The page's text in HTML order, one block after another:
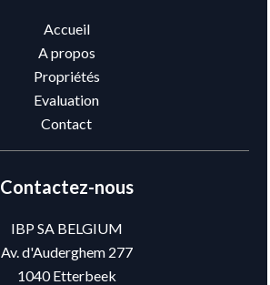
Accueil
A propos
Propriétés
Evaluation
Contact
Contactez-nous
IBP SA BELGIUM
Av. d'Auderghem 277
1040Etterbeek